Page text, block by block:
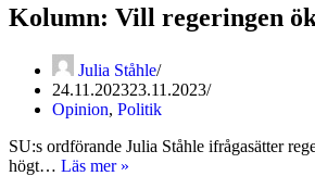
Kolumn: Vill regeringen
Julia Ståhle
24.11.202323.11.2023
Opinion, Politik
SU:s ordförande Julia Ståhle ifrågasätter
högt… Läs mer »